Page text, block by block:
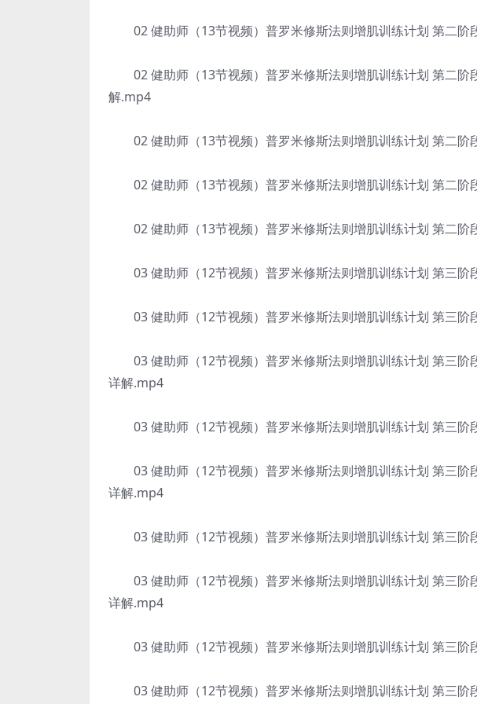
02 健助师（13节视频）普罗米修斯法则增肌训练计划 第二阶
02 健助师（13节视频）普罗米修斯法则增肌训练计划 第二阶
解.mp4
02 健助师（13节视频）普罗米修斯法则增肌训练计划 第二阶
02 健助师（13节视频）普罗米修斯法则增肌训练计划 第二阶
02 健助师（13节视频）普罗米修斯法则增肌训练计划 第二阶
03 健助师（12节视频）普罗米修斯法则增肌训练计划 第三阶
03 健助师（12节视频）普罗米修斯法则增肌训练计划 第三阶
03 健助师（12节视频）普罗米修斯法则增肌训练计划 第三阶
详解.mp4
03 健助师（12节视频）普罗米修斯法则增肌训练计划 第三阶
03 健助师（12节视频）普罗米修斯法则增肌训练计划 第三阶
详解.mp4
03 健助师（12节视频）普罗米修斯法则增肌训练计划 第三阶
03 健助师（12节视频）普罗米修斯法则增肌训练计划 第三阶
详解.mp4
03 健助师（12节视频）普罗米修斯法则增肌训练计划 第三阶
03 健助师（12节视频）普罗米修斯法则增肌训练计划 第三阶